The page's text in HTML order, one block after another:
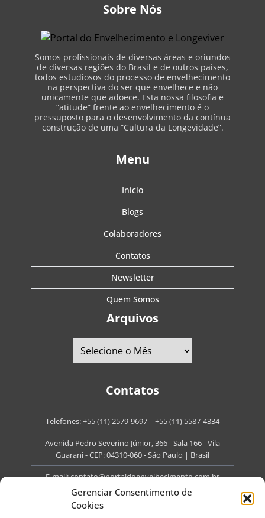
Gerenciar Consentimento de
Cookies
Sobre Nós
Somos profissionais de diversas áreas e oriundos
de diversas regiões do Brasil e de outros países,
todos estudiosos do processo de envelhecimento
na perspectiva do ser que envelhece e não
unicamente que adoece. Esta nossa filosofia e
“atitude” frente ao envelhecimento é o
pressuposto para o desenvolvimento da contínua
construção de uma “Cultura da Longevidade”.
Menu
Início
Blogs
Colaboradores
Contatos
Newsletter
Quem Somos
Arquivos
Contatos
Telefones:+55 (11) 2579-9697 | +55 (11) 5587-4334
Avenida Pedro Severino Júnior, 366 - Sala 166 - Vila
Guarani - CEP: 04310-060 - São Paulo | Brasil
E-mail:contato@portaldoenvelhecimento.com.br
Website:portaldoenvelhecimento.com.br